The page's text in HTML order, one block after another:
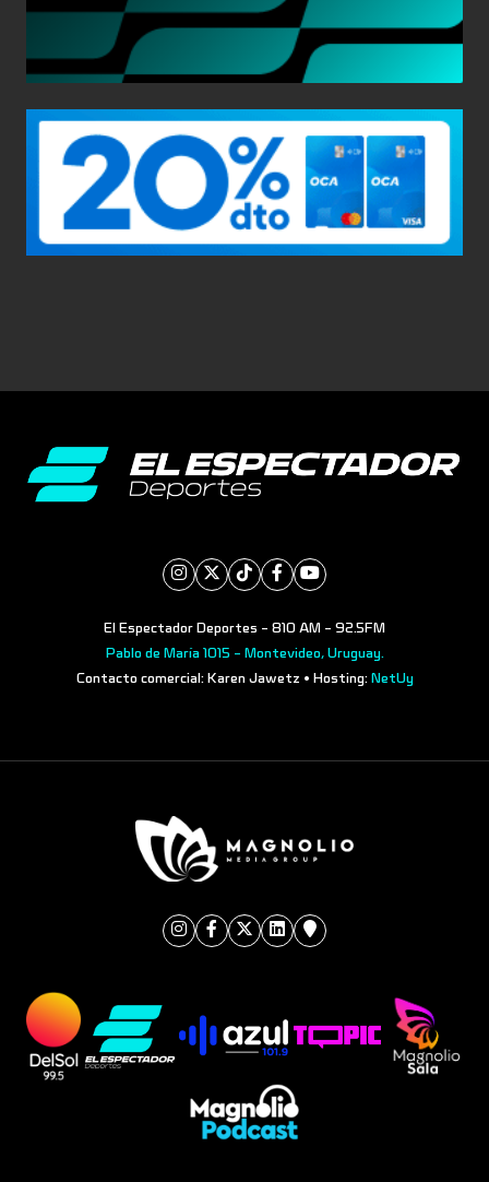
El Espectador Deportes - 810 AM - 92.5FM
Pablo de María 1015 - Montevideo, Uruguay.
Contacto comercial: Karen Jawetz • Hosting: NetUy